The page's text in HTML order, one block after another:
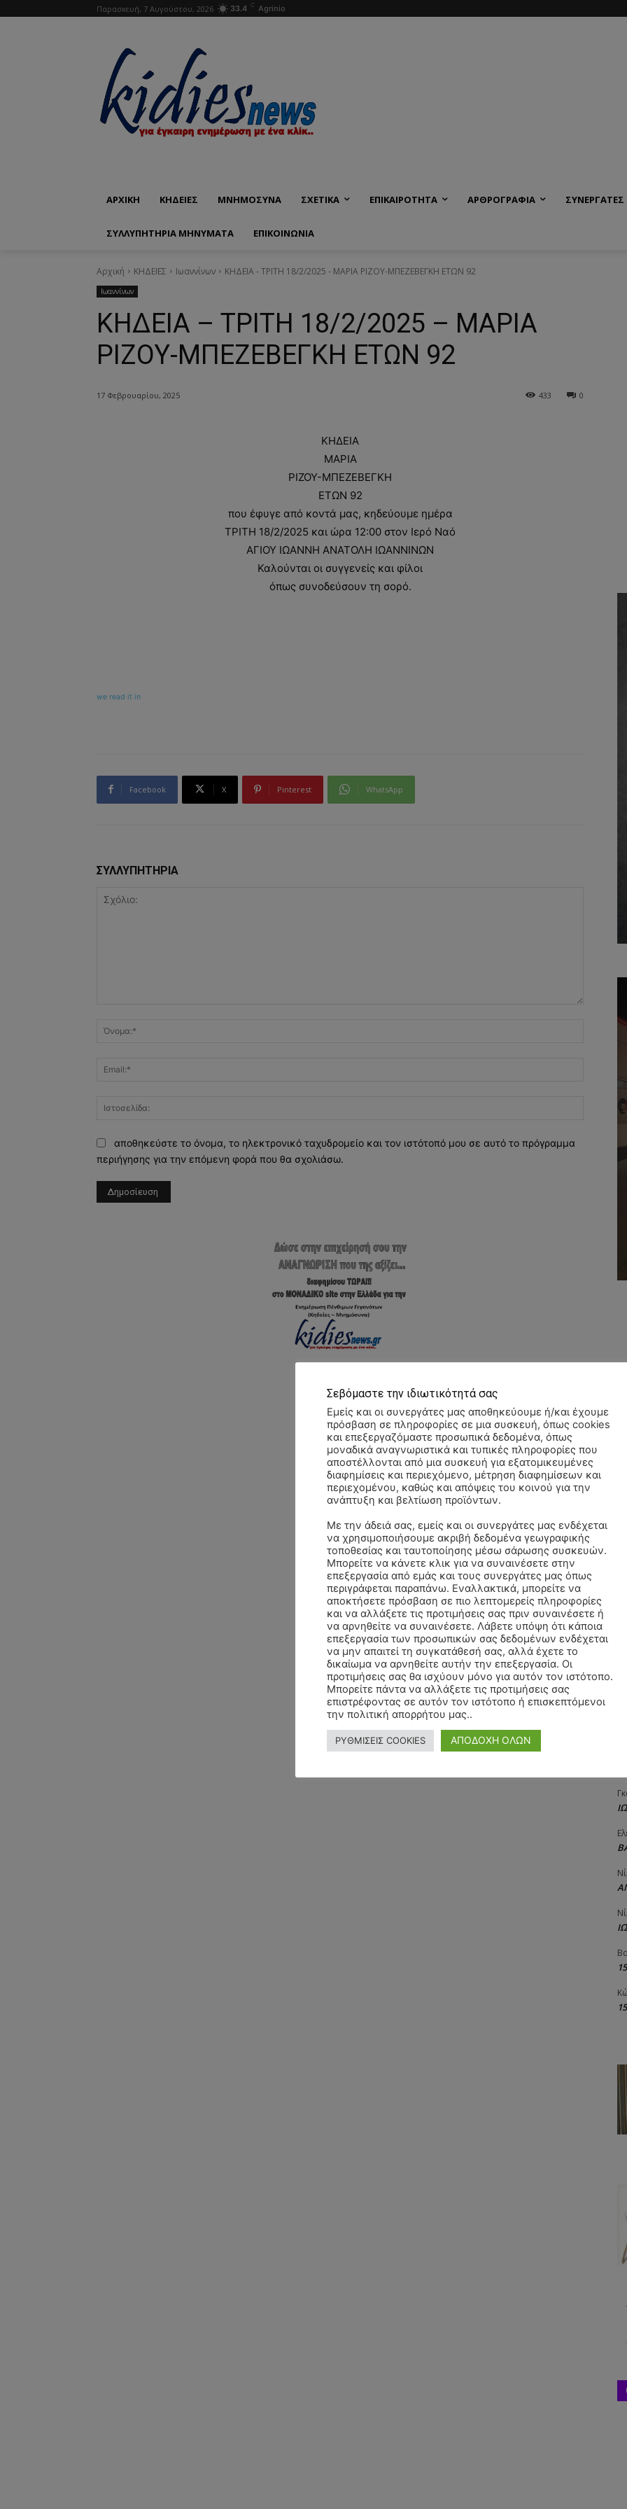
Παρασκευή, 7 Αυγούστου, 2026 33.4 C Agrinio
ΑΡΧΙΚΗ ΚΗΔΕΙΕΣ ΜΝΗΜΟΣΥΝΑ ΣΧΕΤΙΚΑ ΕΠΙΚΑΙΡΟΤΗΤΑ ΑΡΘΡΟΓΡΑΦΙΑ ΣΥΝΕΡΓΑΤΕΣ
ΣΥΛΛΥΠΗΤΗΡΙΑ ΜΗΝΥΜΑΤΑ ΕΠΙΚΟΙΝΩΝΊΑ
Αρχική ΚΗΔΕΙΕΣ Ιωαννίνων ΚΗΔΕΙΑ - ΤΡΙΤΗ 18/2/2025 - ΜΑΡΙΑ ΡΙΖΟΥ-ΜΠΕΖΕΒΕΓΚΗ ΕΤΩΝ 92
Ιωαννίνων
ΚΗΔΕΙΑ – ΤΡΙΤΗ 18/2/2025 – ΜΑΡΙΑ
ΡΙΖΟΥ-ΜΠΕΖΕΒΕΓΚΗ ΕΤΩΝ 92
17 Φεβρουαρίου, 2025 0
433
ΚΗΔΕΙΑ
ΜΑΡΙΑ
ΡΙΖΟΥ-ΜΠΕΖΕΒΕΓΚΗ
ΕΤΩΝ 92
που έφυγε από κοντά μας, κηδεύουμε ημέρα
ΤΡΙΤΗ 18/2/2025 και ώρα 12:00 στον Ιερό Ναό
ΑΓΙΟΥ ΙΩΑΝΝΗ ΑΝΑΤΟΛΗ ΙΩΑΝΝΙΝΩΝ
Καλούνται οι συγγενείς και φίλοι
όπως συνοδεύσουν τη σορό.
we read it in
Facebook X Pinterest WhatsApp
ΣΥΛΛΥΠΗΤΗΡΙΑ
αποθηκεύστε το όνομα, το ηλεκτρονικό ταχυδρομείο και τον ιστότοπό μου σε αυτό το πρόγραμμα
περιήγησης για την επόμενη φορά που θα σχολιάσω.
Σεβόμαστε την ιδιωτικότητά σας
Εμείς και οι συνεργάτες μας αποθηκεύουμε ή/και έχουμε
πρόσβαση σε πληροφορίες σε μια συσκευή, όπως cookies
και επεξεργαζόμαστε προσωπικά δεδομένα, όπως
μοναδικά αναγνωριστικά και τυπικές πληροφορίες που
αποστέλλονται από μια συσκευή για εξατομικευμένες
διαφημίσεις και περιεχόμενο, μέτρηση διαφημίσεων και
περιεχομένου, καθώς και απόψεις του κοινού για την
ανάπτυξη και βελτίωση προϊόντων.
Με την άδειά σας, εμείς και οι συνεργάτες μας ενδέχεται
να χρησιμοποιήσουμε ακριβή δεδομένα γεωγραφικής
τοποθεσίας και ταυτοποίησης μέσω σάρωσης συσκευών.
Μπορείτε να κάνετε κλικ για να συναινέσετε στην
επεξεργασία από εμάς και τους συνεργάτες μας όπως
περιγράφεται παραπάνω. Εναλλακτικά, μπορείτε να
αποκτήσετε πρόσβαση σε πιο λεπτομερείς πληροφορίες
και να αλλάξετε τις προτιμήσεις σας πριν συναινέσετε ή
να αρνηθείτε να συναινέσετε. Λάβετε υπόψη ότι κάποια
επεξεργασία των προσωπικών σας δεδομένων ενδέχεται
να μην απαιτεί τη συγκατάθεσή σας, αλλά έχετε το
δικαίωμα να αρνηθείτε αυτήν την επεξεργασία. Οι
προτιμήσεις σας θα ισχύουν μόνο για αυτόν τον ιστότοπο.
Μπορείτε πάντα να αλλάξετε τις προτιμήσεις σας
επιστρέφοντας σε αυτόν τον ιστότοπο ή επισκεπτόμενοι
την πολιτική απορρήτου μας..
ΡΥΘΜΙΣΕΙΣ COOKIES ΑΠΟΔΟΧΗ ΟΛΩΝ